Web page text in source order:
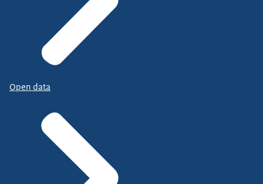
Open data